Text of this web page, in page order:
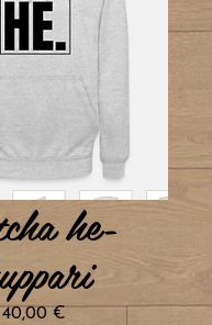
he-
40,00 €Pris